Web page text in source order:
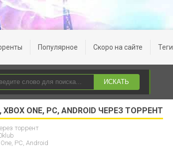
Популярное Скоро на сайте Теги
ИСКАТЬ
ONE, PC, ANDROID ЧЕРЕЗ ТОРРЕНТ
торрент
PC, Android